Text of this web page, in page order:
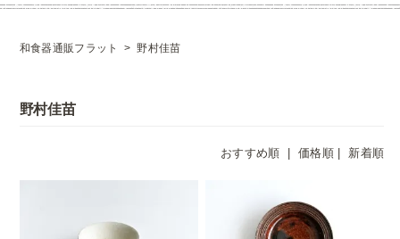
和食器通販フラット >野村佳苗
野村佳苗
おすすめ順 |価格順 新着順